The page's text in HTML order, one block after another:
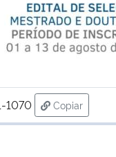
1070
Copiar
para área